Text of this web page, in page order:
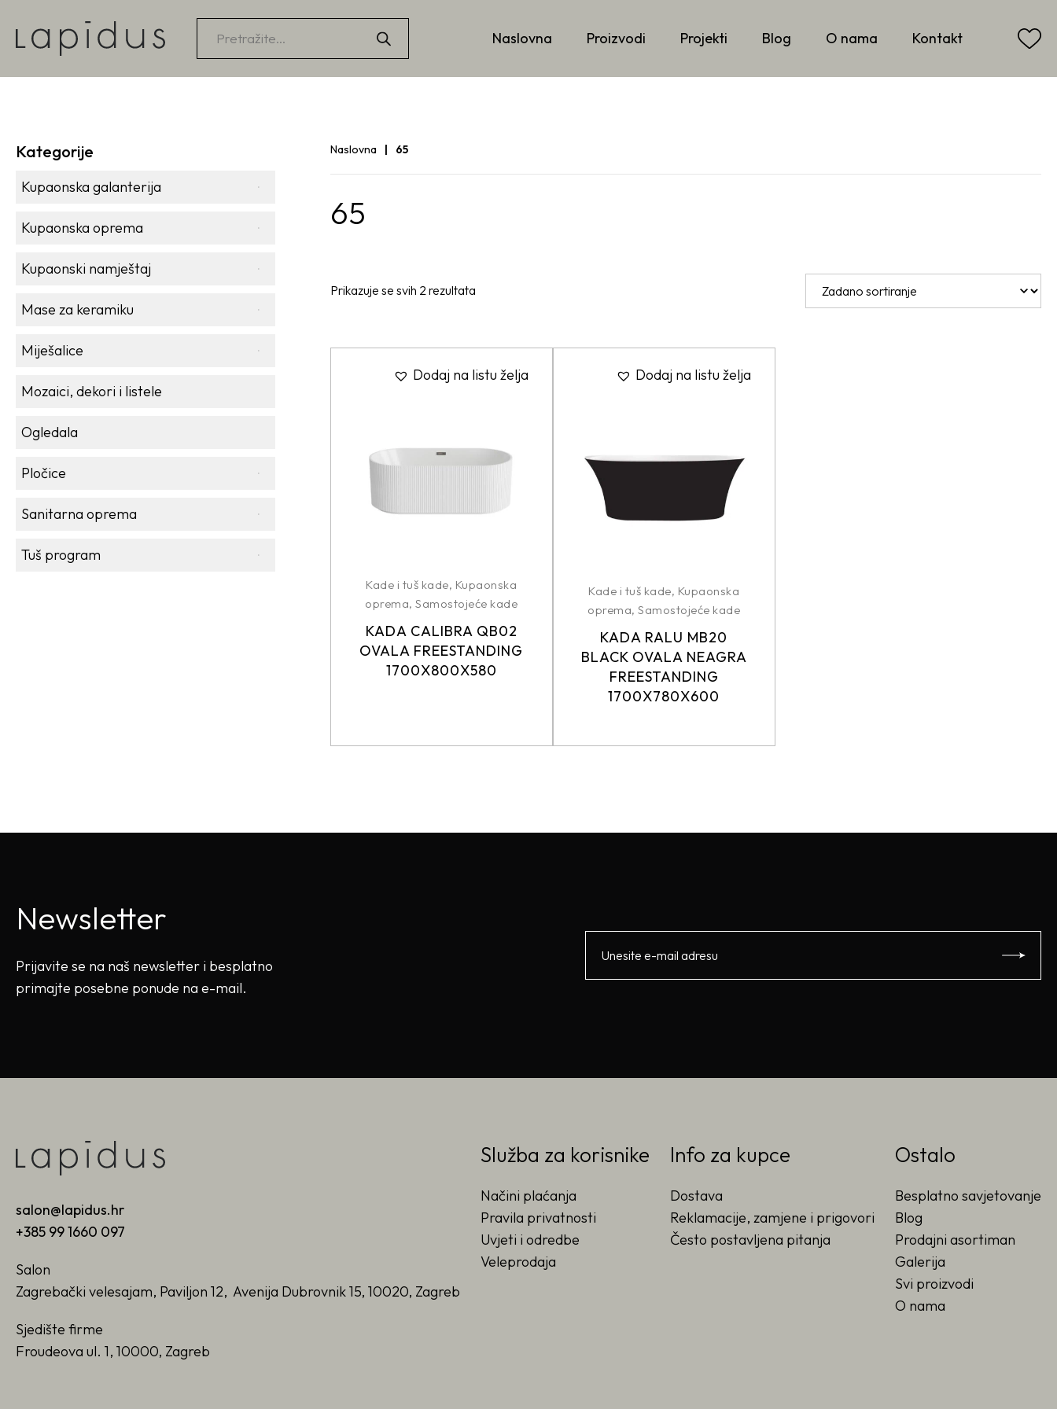
Products
search
Naslovna Proizvodi Projekti Blog O nama Kontakt
Kategorije
Kupaonska galanterija
Kupaonska oprema
Kupaonski namještaj
Mase za keramiku
Miješalice
Mozaici, dekori i listele
Ogledala
Pločice
Sanitarna oprema
Tuš program
Naslovna 65
65
Prikazuje se svih 2 rezultata
Dodaj na listu želja
Kade i tuš kade, Kupaonska
oprema,Samostojeće kade
KADA CALIBRA QB02
OVALA FREESTANDING
1700X800X580
Dodaj na listu želja
Kade i tuš kade, Kupaonska
oprema,Samostojeće kade
KADA RALU MB20
BLACK OVALA NEAGRA
FREESTANDING
1700X780X600
Newsletter
Prijavite se na naš newsletter i besplatno
primajte posebne ponude na e-mail.
salon@lapidus.hr
+385 99 1660 097
Salon
Zagrebački velesajam, Paviljon 12, Avenija Dubrovnik 15, 10020, Zagreb
Sjedište firme
Froudeova ul. 1, 10000, Zagreb
Služba za korisnike
Načini plaćanja
Pravila privatnosti
Uvjeti i odredbe
Veleprodaja
Info za kupce
Dostava
Reklamacije, zamjene i prigovori
Često postavljena pitanja
Ostalo
Besplatno savjetovanje
Blog
Prodajni asortiman
Galerija
Svi proizvodi
O nama